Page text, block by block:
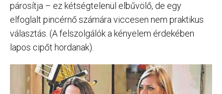
párosítja – ez kétségtelenül elbűvölő, de egy
elfoglalt pincérnő számára viccesen nem praktikus
választás. (A felszolgálók a kényelem érdekében
lapos cipőt hordanak).